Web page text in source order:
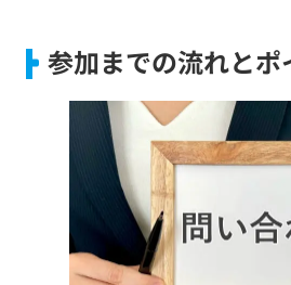
参加までの流れとポ